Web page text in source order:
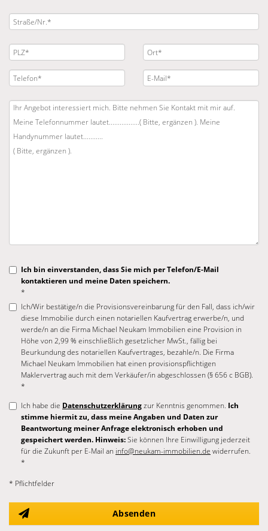
Ich bin einverstanden, dass Sie mich per Telefon/E-Mail
kontaktieren und meine Daten speichern.
*
Ich/Wir bestätige/n die Provisionsvereinbarung für den Fall, dass ich/wir
diese Immobilie durch einen notariellen Kaufvertrag erwerbe/n, und
werde/n an die Firma Michael Neukam Immobilien eine Provision in
Höhe von 2,99 % einschließlich gesetzlicher MwSt., fällig bei
Beurkundung des notariellen Kaufvertrages, bezahle/n. Die Firma
Michael Neukam Immobilien hat einen provisionspflichtigen
Maklervertrag auch mit dem Verkäufer/in abgeschlossen (§ 656 c BGB).
*
Ich habe die Datenschutzerklärungzur Kenntnis genommen. Ich
stimme hiermit zu, dass meine Angaben und Daten zur
Beantwortung meiner Anfrage elektronisch erhoben und
gespeichert werden. Hinweis:Sie können Ihre Einwilligung jederzeit
für die Zukunft per E-Mail an info@neukam-immobilien.de widerrufen.
*
* Pflichtfelder
Absenden